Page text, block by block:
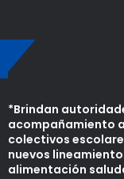
*Brindan
acompañamiento
colectivos
nuevos
alimentación